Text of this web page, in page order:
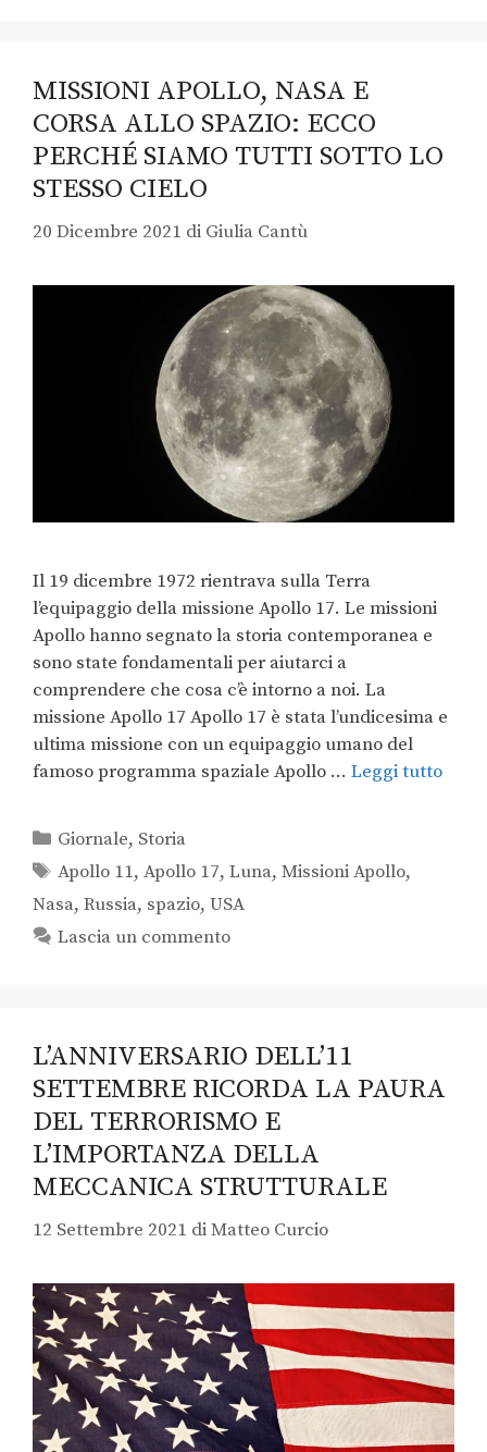
MISSIONI APOLLO, NASA E
CORSA ALLO SPAZIO: ECCO
PERCHÉ SIAMO TUTTI SOTTO LO
STESSO CIELO
20 Dicembre 2021 di Giulia Cantù
Il 19 dicembre 1972 rientrava sulla Terra
l’equipaggio della missione Apollo 17. Le missioni
Apollo hanno segnato la storia contemporanea e
sono state fondamentali per aiutarci a
comprendere che cosa c’è intorno a noi. La
missione Apollo 17 Apollo 17 è stata l’undicesima e
ultima missione con un equipaggio umano del
famoso programma spaziale Apollo … Leggi tutto
Giornale, Storia
Apollo 11,Apollo 17,Luna,Missioni Apollo,
Nasa, Russia, spazio, USA
Lascia un commento
L’ANNIVERSARIO DELL’11
SETTEMBRE RICORDA LA PAURA
DEL TERRORISMO E
L’IMPORTANZA DELLA
MECCANICA STRUTTURALE
12 Settembre 2021 diMatteo Curcio